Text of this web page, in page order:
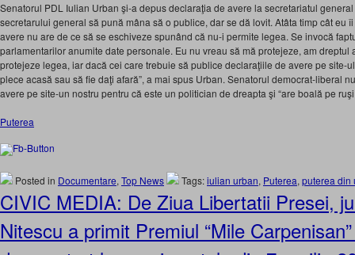
Senatorul PDL Iulian Urban şi-a depus declaraţia de avere la secretariatul
secretarului general să pună mâna să o publice, dar se dă lovit. Atâta timp cât eu
avere nu are de ce să se eschiveze spunând că nu-i permite legea. Se invocă
parlamentarilor anumite date personale. Eu nu vreau să mă protejeze, am dreptul
protejeze legea, iar dacă cei care trebuie să publice declaraţiile de avere pe site-
plece acasă sau să fie daţi afară”, a mai spus Urban. Senatorul democrat-liberal
avere pe site-un nostru pentru că este un politician de dreapta şi “are boală pe
Puterea
Posted in Documentare, Top News Tags:iulian urban, Puterea, puterea din
CIVIC MEDIA: De Ziua Libertatii Presei,
Nitescu a primit Premiul “Mile